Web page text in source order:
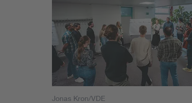
Jonas Kron/VDE